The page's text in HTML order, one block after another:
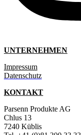
UNTERNEHMEN
Impressum
Datenschutz
KONTAKT
Parsenn Produkte AG
Chlus 13
7240 Küblis